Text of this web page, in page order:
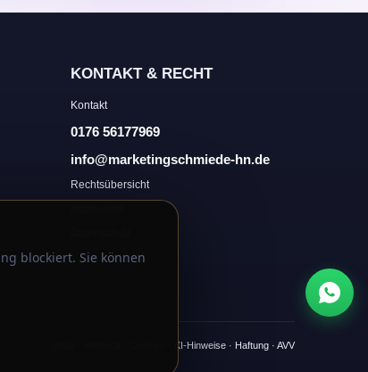
KONTAKT & RECHT
Kontakt
0176 56177969
info@marketingschmiede-hn.de
Rechtsübersicht
KI-Hinweise · Haftung · AVV
blockiert. Sie können